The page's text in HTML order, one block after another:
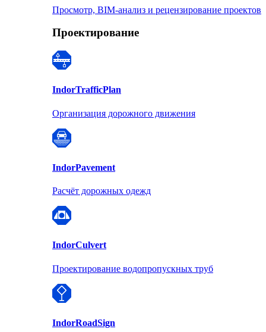
Просмотр, BIM-анализ и рецензирование проектов
Проектирование
IndorTrafficPlan
Организация дорожного движения
IndorPavement
Расчёт дорожных одежд
IndorCulvert
Проектирование водопропускных труб
IndorRoadSign